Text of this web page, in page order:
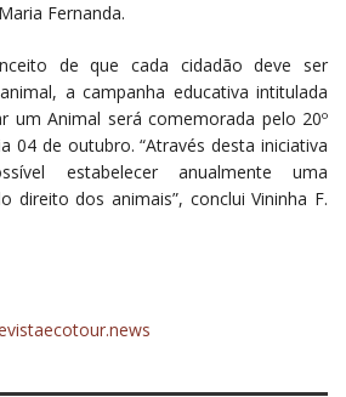
Fernanda.
de que cada cidadão deve ser
a campanha educativa intitulada
um Animal será comemorada pelo 20º
04 de outubro. “Através desta iniciativa
estabelecer anualmente uma
direito dos animais”, conclui Vininha F.